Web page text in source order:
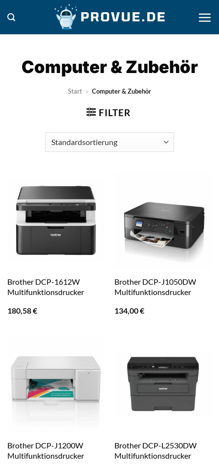
Inhalt
springen
Computer & Zubehör
Start » Computer & Zubehör
FILTER
Brother DCP-1612W
Multifunktionsdrucker
180,58€
Brother DCP-J1050DW
Multifunktionsdrucker
134,00€
Brother DCP-J1200W
Multifunktionsdrucker
Brother DCP-L2530DW
Multifunktionsdrucker